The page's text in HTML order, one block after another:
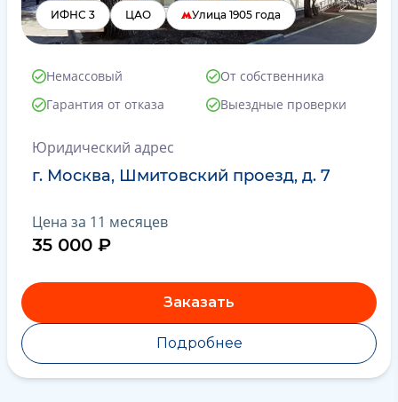
ИФНС 3 ЦАО Улица 1905 года
Немассовый
От собственника
Гарантия от отказа
Выездные проверки
Юридический адрес
г. Москва, Шмитовский проезд, д. 7
Цена за 11 месяцев
35 000 ₽
Заказать
Подробнее